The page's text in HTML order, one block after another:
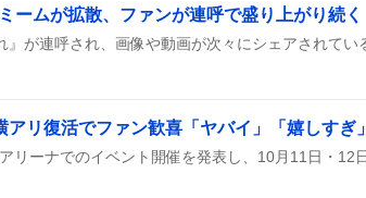
ームが拡散、ファンが連呼で盛り上がり続く
リ復活でファン歓喜「ヤバイ」「嬉しすぎ」